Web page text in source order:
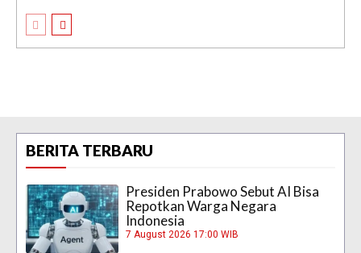
BERITA TERBARU
Presiden Prabowo Sebut AI Bisa
Repotkan Warga Negara
Indonesia
7 August 2026 17:00 WIB